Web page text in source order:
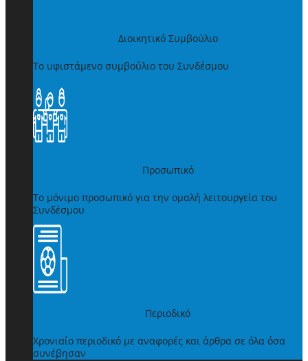
Διοικητικό Συμβούλιο
Το υφιστάμενο συμβούλιο του Συνδέσμου
Προσωπικό
Το μόνιμο προσωπικό για την ομαλή λειτουργεία του
Συνδέσμου
Περιοδικό
Χρονιαίο περιοδικό με αναφορές και άρθρα σε όλα όσα
συνέβησαν